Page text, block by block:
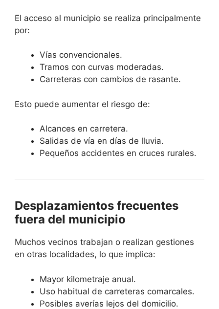
El acceso al municipio se realiza principalmente
por:
Vías convencionales.
Tramos con curvas moderadas.
Carreteras con cambios de rasante.
Esto puede aumentar el riesgo de:
Alcances en carretera.
Salidas de vía en días de lluvia.
Pequeños accidentes en cruces rurales.
Desplazamientos frecuentes
fuera del municipio
Muchos vecinos trabajan o realizan gestiones
en otras localidades, lo que implica:
Mayor kilometraje anual.
Uso habitual de carreteras comarcales.
Posibles averías lejos del domicilio.